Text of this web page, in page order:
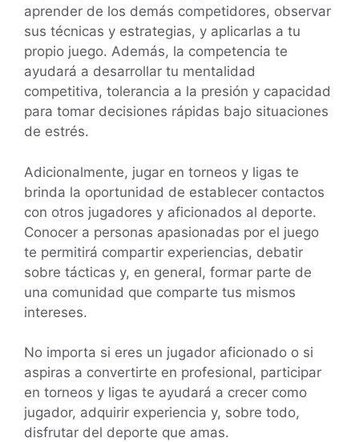
aprender de los demás competidores, observar
sus técnicas y estrategias, y aplicarlas a tu
propio juego. Además, la competencia te
ayudará a desarrollar tu mentalidad
competitiva, tolerancia a la presión y capacidad
para tomar decisiones rápidas bajo situaciones
de estrés.
Adicionalmente, jugar en torneos y ligas te
brinda la oportunidad de establecer contactos
con otros jugadores y aficionados al deporte.
Conocer a personas apasionadas por el juego
te permitirá compartir experiencias, debatir
sobre tácticas y, en general, formar parte de
una comunidad que comparte tus mismos
intereses.
No importa si eres un jugador aficionado o si
aspiras a convertirte en profesional, participar
en torneos y ligas te ayudará a crecer como
jugador, adquirir experiencia y, sobre todo,
disfrutar del deporte que amas.